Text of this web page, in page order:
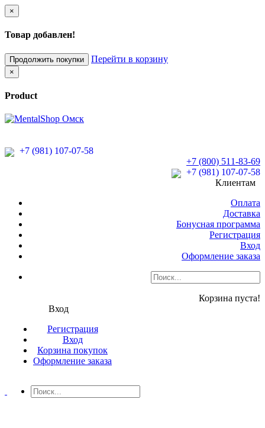
×
Товар добавлен!
Продолжить покупки Перейти в корзину
×
Product
+7 (981) 107-07-58
+7 (800) 511-83-69
+7 (981) 107-07-58
Клиентам
Оплата
Доставка
Бонусная программа
Регистрация
Вход
Оформление заказа
Корзина пуста!
Вход
Регистрация
Вход
Корзина покупок
Оформление заказа